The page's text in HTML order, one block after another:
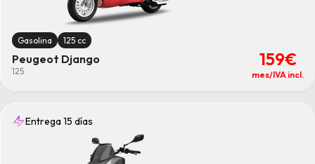
Gasolina 125 cc
Peugeot Django
125
159€
mes/IVA incl.
Entrega 15 días